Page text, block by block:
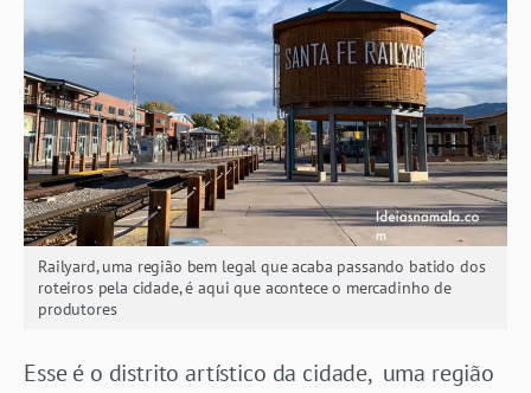
Railyard, uma região bem legal que acaba passando batido dos
roteiros pela cidade, é aqui que acontece o mercadinho de
produtores
Esse é o distrito artístico da cidade, uma região